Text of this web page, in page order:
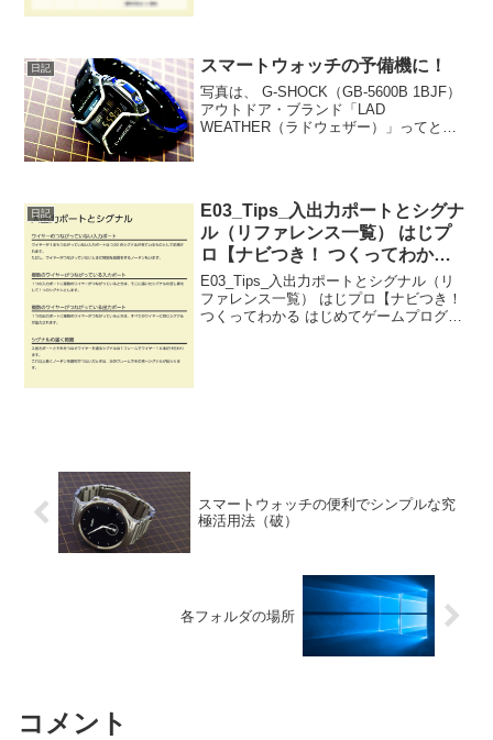
日記 スマートウォッチの予備機に！
写真は、 G-SHOCK（GB-5600B 1BJF）
アウトドア・ブランド「LAD
WEATHER（ラドウェザー）」ってとこ
日記
E03_Tips_入出力ポートとシグナ
ル（リファレンス一覧） はじプ
ロ【ナビつき！ つくってわかる
はじめてゲームプログラミング】
E03_Tips_入出力ポートとシグナル（リ
ファレンス一覧） はじプロ【ナビつき！
つくってわかる はじめてゲームプログラ
スマートウォッチの便利でシンプルな究
極活用法（破）
各フォルダの場所
コメント